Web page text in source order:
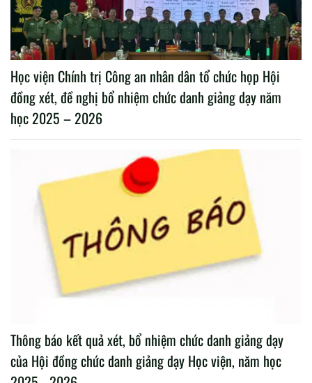
Học viện Chính trị Công an nhân dân tổ chức họp Hội
đồng xét, đề nghị bổ nhiệm chức danh giảng dạy năm
học 2025 – 2026
Thông báo kết quả xét, bổ nhiệm chức danh giảng dạy
của Hội đồng chức danh giảng dạy Học viện, năm học